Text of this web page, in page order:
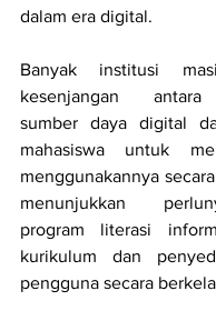
dalam era digital.
Banyak institusi
kesenjangan antara
sumber daya digital
mahasiswa untuk
menggunakannya
menunjukkan
program literasi
kurikulum dan
pengguna secara